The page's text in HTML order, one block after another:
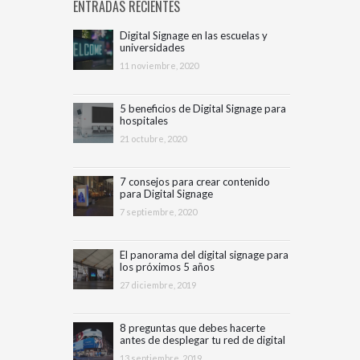
ENTRADAS RECIENTES
Digital Signage en las escuelas y
universidades
11 noviembre, 2020
5 beneficios de Digital Signage para
hospitales
21 octubre, 2020
7 consejos para crear contenido
para Digital Signage
7 septiembre, 2020
El panorama del digital signage para
los próximos 5 años
27 diciembre, 2019
8 preguntas que debes hacerte
antes de desplegar tu red de digital
signage